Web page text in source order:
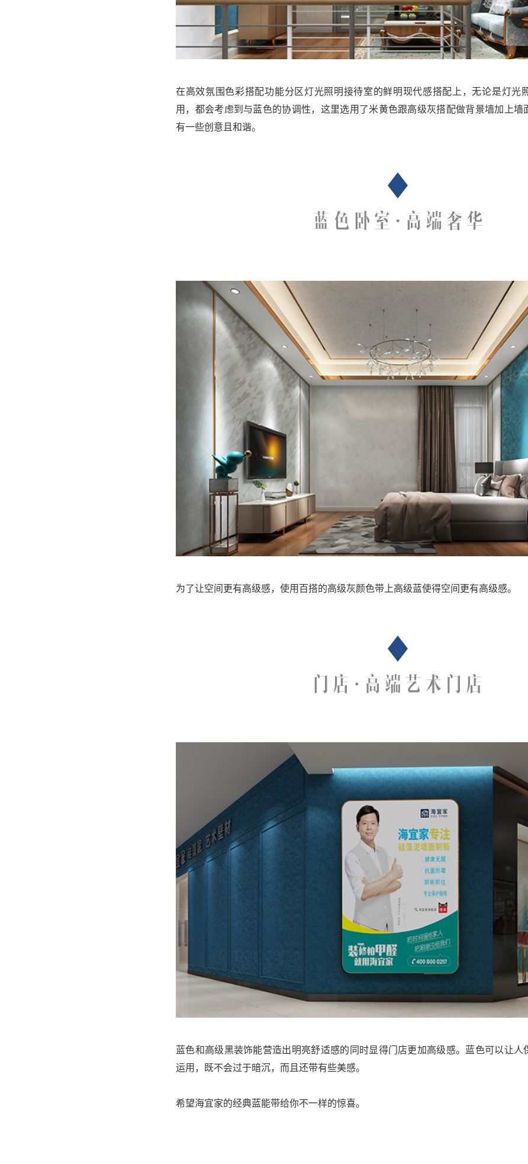
在高效氛围色彩搭配功能分区灯光照明接待室的鲜明现代感搭配上，无论是灯光
用，都会考虑到与蓝色的协调性，这里选用了米黄色跟高级灰搭配做背景墙加上墙
有一些创意且和谐。
为了让空间更有高级感，使用百搭的高级灰颜色带上高级蓝使得空间更有高级感。
蓝色和高级黑装饰能营造出明亮舒适感的同时显得门店更加高级感。蓝色可以让人
运用，既不会过于暗沉，而且还带有些美感。
希望海宜家的经典蓝能带给你不一样的惊喜。